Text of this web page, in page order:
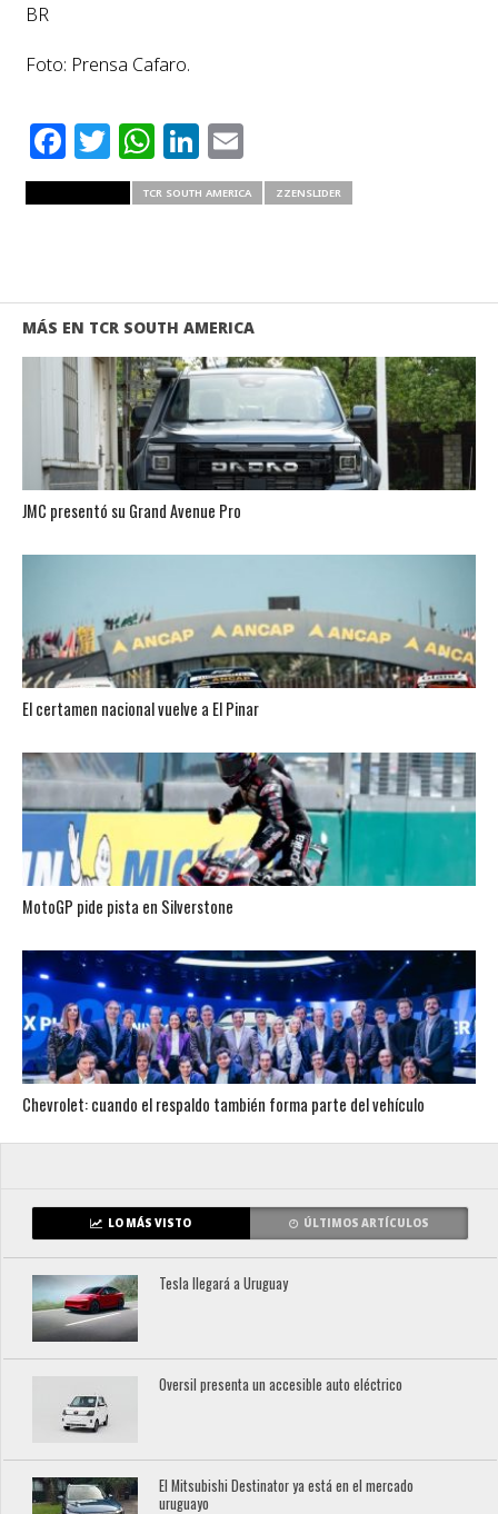
BR
Foto: Prensa Cafaro.
Facebook
Twitter
WhatsApp
LinkedIn
Email
TCR SOUTH AMERICA ZZENSLIDER
MÁS EN TCR SOUTH AMERICA
JMC presentó su Grand Avenue Pro
El certamen nacional vuelve a El Pinar
MotoGP pide pista en Silverstone
Chevrolet: cuando el respaldo también forma parte del vehículo
LO MÁS VISTO ÚLTIMOS ARTÍCULOS
Tesla llegará a Uruguay
Oversil presenta un accesible auto eléctrico
El Mitsubishi Destinator ya está en el mercado
uruguayo